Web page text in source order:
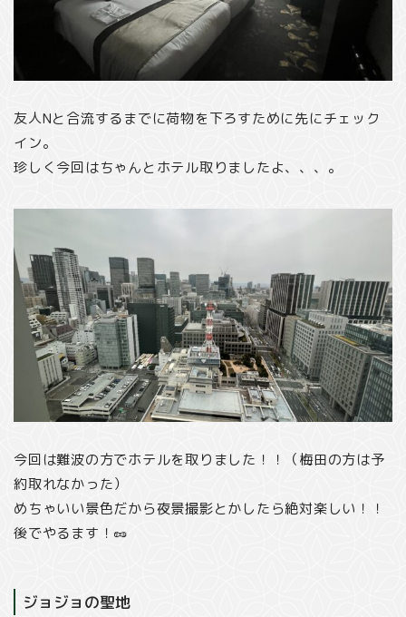
友人Nと合流するまでに荷物を下ろすために先にチェック
イン。
珍しく今回はちゃんとホテル取りましたよ、、、。
今回は難波の方でホテルを取りました！！（梅田の方は予
約取れなかった）
めちゃいい景色だから夜景撮影とかしたら絶対楽しい！！
後でやるます！🥜
ジョジョの聖地